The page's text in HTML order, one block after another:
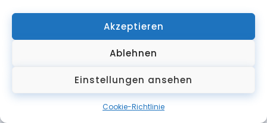
Akzeptieren
Ablehnen
Einstellungen ansehen
Cookie-Richtlinie
Amtsgericht, Abteilung Familiengericht, einen
Scheidungsantrag einreichen. Diesen
Scheidungsantrag muss ein Rechtsanwalt
oder eine Rechtsanwältin stellen. Das kann
In diesem Scheidungsantrag sind die
Personalien der Ehegatten aufzuführen, die